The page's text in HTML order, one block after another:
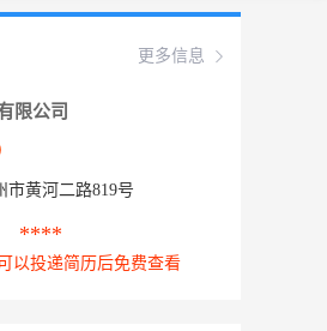
更多信息
限公司
市黄河二路819号
****
可以投递简历后免费查看